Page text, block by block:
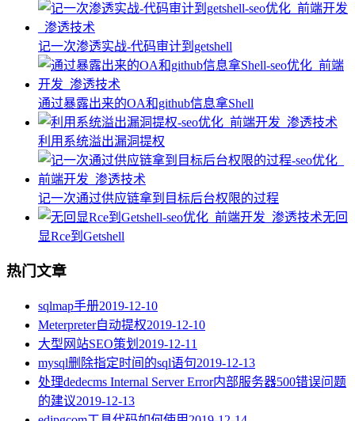
记一次渗透实战-代码审计到getshell
通过暴露出来的OA和github信息拿Shell
利用系统溢出漏洞提权
记一次通过供应链拿到目标后台权限的过程
无回
显Rce到Getshell
热门文章
sqlmap手册2019-12-10
Meterpreter自动提权2019-12-10
大型网站SEO策划 2019-12-11
mysql删除指定时间的sql语句2019-12-13
处理dedecms Internal Server Error内部服务器500错误问题
的建议2019-12-13